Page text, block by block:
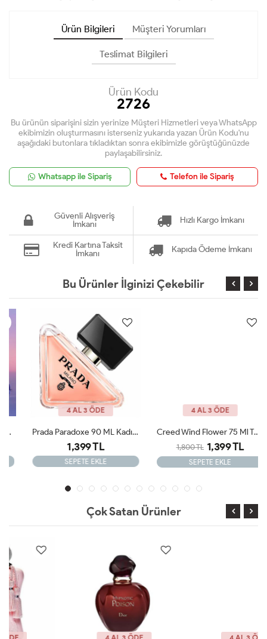
Ürün Bilgileri Müşteri Yorumları
Teslimat Bilgileri
Ürün Kodu
2726
Bu ürünün siparişini sizin yerinize Müşteri Hizmetleri veya WhatsApp
ekibimizin oluşturmasını isterseniz yukarıda yazan Ürün Kodu'nu
aşağıdaki butonlara tıkladıktan sonra ekibimizle görüştüğünüzde
paylaşabilirsiniz.
Whatsapp ile Sipariş Telefon ile Sipariş
Güvenli Alışveriş
İmkanı
Hızlı Kargo İmkanı
Kredi Kartına Taksit
İmkanı
Kapıda Ödeme İmkanı
Bu Ürünler İlginizi Çekebilir
4 AL 3 ÖDE
Prada Paradoxe 90 ML Kadın Tester Parfüm
1,399 TL
SEPETE EKLE
4 AL 3 ÖDE
Creed Wind Flower 75 Ml Tester Kadın Parfümü
1,800 TL 1,399 TL
SEPETE EKLE
Çok Satan Ürünler